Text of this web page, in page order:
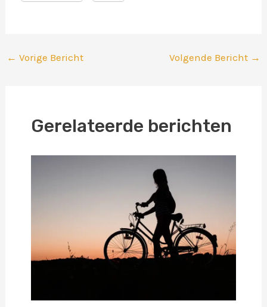
← Vorige Bericht Volgende Bericht →
Gerelateerde berichten